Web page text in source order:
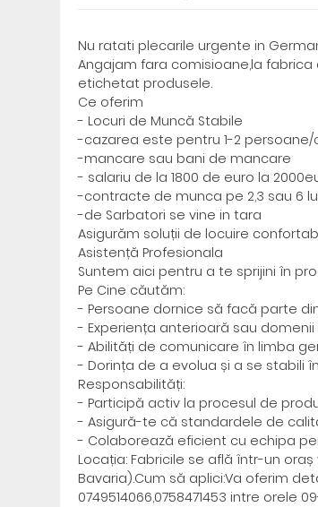
Nu ratati plecarile urgente in
Angajam fara comisioane,la
etichetat produsele.
Ce oferim
- Locuri de Muncă Stabile
-cazarea este pentru 1-2
-mancare sau bani de mancare
- salariu de la 1800 de euro la
-contracte de munca pe 2,3 sau 6
-de Sarbatori se vine in tara
Asigurăm soluții de locuire
Asistență Profesionala
Suntem aici pentru a te sprijini în
Pe Cine căutăm:
- Persoane dornice să facă parte
- Experiența anterioară sau
- Abilități de comunicare în limba
- Dorința de a evolua și a se stabili
Responsabilități:
- Participă activ la procesul de
- Asigură-te că standardele de
- Colaborează eficient cu echipa
Locația: Fabricile se află într-un
Bavaria).Cum să aplici:Va oferim
0749514066,0758471453 intre orele